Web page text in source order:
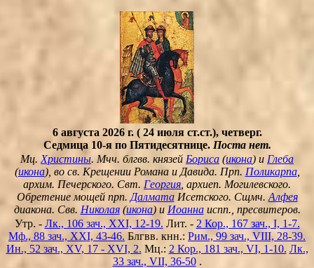
6 августа 2026 г. ( 24 июля ст.ст.), четверг.
Седмица 10-я по Пятидесятнице. Поста нет.
Мц. Христины. Мчч. блгвв. князей Бориса (икона) и Глеба
(икона), во св. Крещении Романа и Давида. Прп. Поликарпа,
архим. Печерского. Свт. Георгия , архиеп. Могилевского.
Обретение мощей прп. ДалматаИсетского. Сщмч. Алфея
диакона. Свв. Николая(икона) и Иоаннаиспп., пресвитеров.
Утр. - Лк., 106 зач., XXI, 12-19. Лит. - 2 Кор., 167 зач., I, 1-7.
Мф., 88 зач., XXI, 43-46. Блгвв. кнн.: Рим., 99 зач., VIII, 28-39.
Ин., 52 зач., XV, 17 - XVI, 2. Мц.: 2 Кор., 181 зач., VI, 1-10. Лк.,
33 зач., VII, 36-50 .